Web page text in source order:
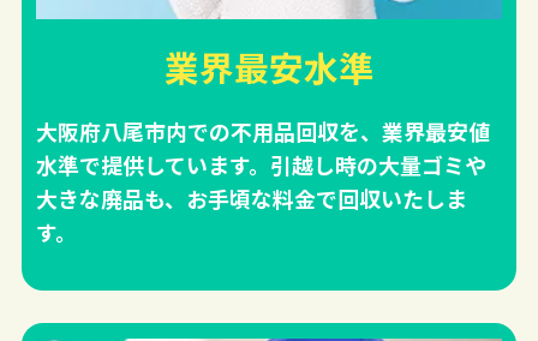
業界最安水準
大阪府八尾市内での不用品回収を、業界最安値
水準で提供しています。引越し時の大量ゴミや
大きな廃品も、お手頃な料金で回収いたしま
す。